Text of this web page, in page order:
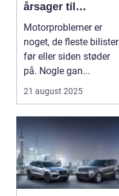
årsager til
motorproblemer
Motorproblemer er
noget, de fleste bilister
før eller siden støder
på. Nogle gan...
21 august 2025